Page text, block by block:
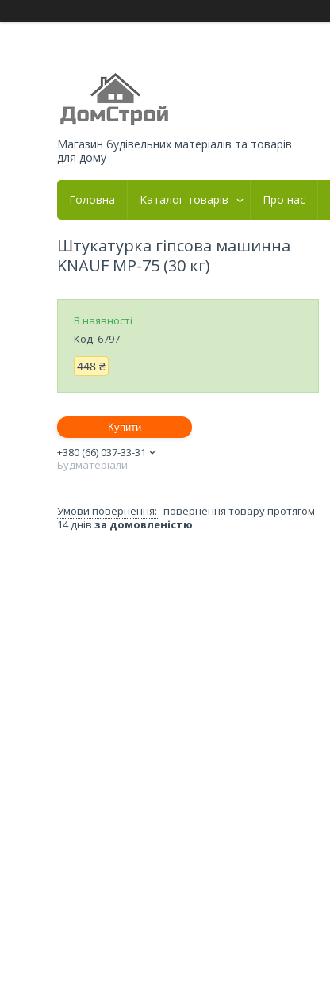
Магазин будівельних матеріалів та товарів
для дому
Головна Каталог товарів Про нас
Штукатурка гіпсова машинна
KNAUF MP-75 (30 кг)
В наявності
Код: 6797
448 ₴
Купити
+380 (66) 037-33-31
Будматеріали
повернення товару протягом
14 днів за домовленістю